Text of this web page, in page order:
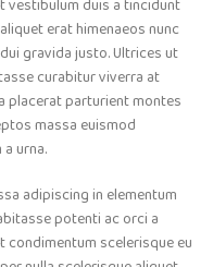
vestibulum duis a tincidunt
erat himenaeos nunc
gravida justo. Ultrices ut
curabitur viverra at
placerat parturient montes
massa euismod
urna.
adipiscing in elementum
potenti ac orci a
scelerisque eu